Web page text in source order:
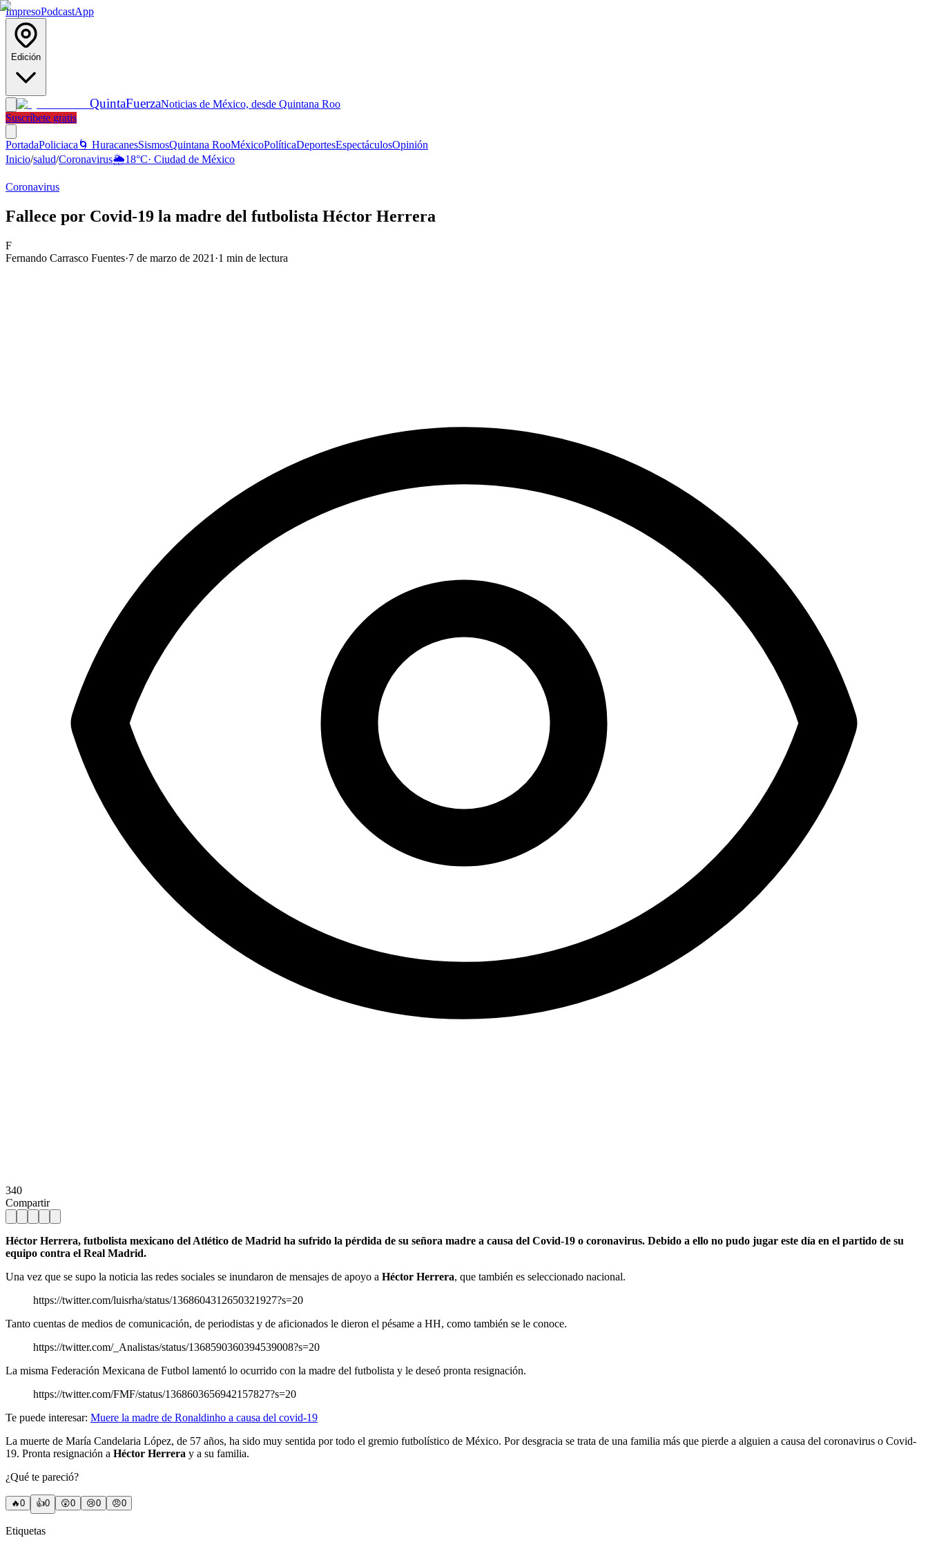
ImpresoPodcastApp
Edición
QuintaFuerzaNoticias de México, desde Quintana Roo
Suscríbete gratis
PortadaPoliciaca 🌀 HuracanesSismosQuintana RooMéxicoPolíticaDeportesEspectáculosOpinión
Inicio/salud/Coronavirus🌦️18°C· Ciudad de México
Coronavirus
Fallece por Covid-19 la madre del futbolista Héctor Herrera
F
Fernando Carrasco Fuentes·7 de marzo de 2021 ·1 min de lectura
340
Compartir
Héctor Herrera, futbolista mexicano del Atlético de Madrid ha sufrido la pérdida de su señora madre a causa del Covid-19 o coronavirus. Debido a ello no pudo jugar este día en el partido de su
equipo contra el Real Madrid.
Una vez que se supo la noticia las redes sociales se inundaron de mensajes de apoyo a Héctor Herrera, que también es seleccionado nacional.
https://twitter.com/luisrha/status/1368604312650321927?s=20
Tanto cuentas de medios de comunicación, de periodistas y de aficionados le dieron el pésame a HH, como también se le conoce.
https://twitter.com/_Analistas/status/1368590360394539008?s=20
La misma Federación Mexicana de Futbol lamentó lo ocurrido con la madre del futbolista y le deseó pronta resignación.
https://twitter.com/FMF/status/1368603656942157827?s=20
Te puede interesar: Muere la madre de Ronaldinho a causa del covid-19
La muerte de María Candelaria López, de 57 años, ha sido muy sentida por todo el gremio futbolístico de México. Por desgracia se trata de una familia más que pierde a alguien a causa del coronavirus o Covid-
19. Pronta resignación a Héctor Herrera y a su familia.
¿Qué te pareció?
🔥0 👍0 😲0 😢0 😠0
Etiquetas